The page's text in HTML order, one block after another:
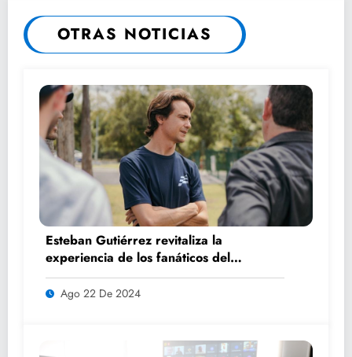
OTRAS NOTICIAS
Esteban Gutiérrez revitaliza la
experiencia de los fanáticos del
automovilismo con DRIVER 1
Ago 22 De 2024